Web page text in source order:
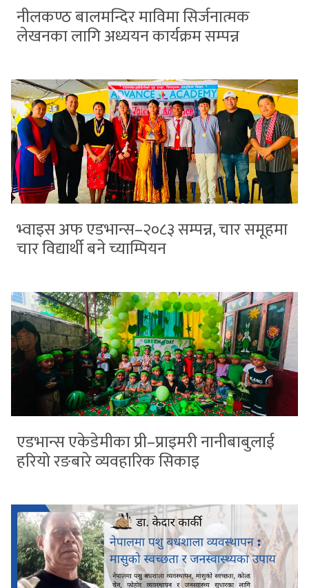
नीलकण्ठ बालमन्दिर माविमा सिर्जनात्मक
लेखनका लागि अध्ययन कार्यक्रम सम्पन्न
भ्वाइस अफ एडभान्स–२०८३ सम्पन्न, चार समूहमा
चार विद्यार्थी बने च्याम्पियन
एडभान्स एकेडेमीका प्री–प्राइमरी नानीबाबुलाई
हरियो रङबारे व्यवहारिक सिकाइ